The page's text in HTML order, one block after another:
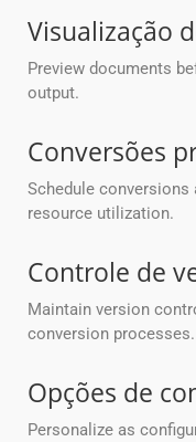
Visualização
Preview documents
output.
Conversões
Schedule
resource utilization.
Controle de
Maintain version
conversion processes.
Opções de
Personalize as